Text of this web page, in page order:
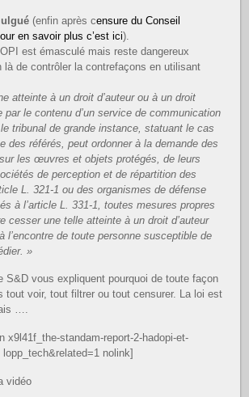
(enfin après censure du Conseil
en savoir plus c’est ici).
est émasculé mais reste dangereux
là de contrôler la contrefaçons en utilisant
atteinte à un droit d’auteur ou à un droit
par le contenu d’un service de communication
tribunal de grande instance, statuant le cas
des référés, peut ordonner à la demande des
les œuvres et objets protégés, de leurs
de perception et de répartition des
L. 321-1 ou des organismes de défense
à l’article L. 331-1, toutes mesures propres
cesser une telle atteinte à un droit d’auteur
l’encontre de toute personne susceptible de
»
S&D vous expliquent pourquoi de toute façon
tout voir, tout filtrer ou tout censurer. La loi est
….
x9l41f_the-standam-report-2-hadopi-et-
lopp_tech&related=1 nolink]
vidéo